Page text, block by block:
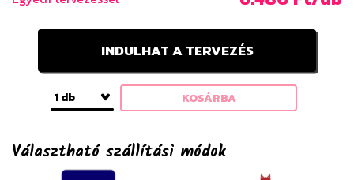
INDULHAT A TERVEZÉS
1 db KOSÁRBA
Választható szállítási módok